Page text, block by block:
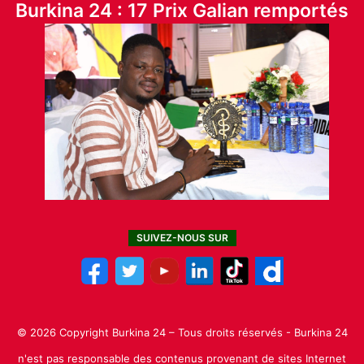
Burkina 24 : 17 Prix Galian remportés
SUIVEZ-NOUS SUR
© 2026 Copyright Burkina 24 – Tous droits réservés - Burkina 24
n'est pas responsable des contenus provenant de sites Internet